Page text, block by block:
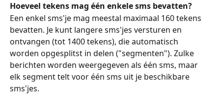
Hoeveel tekens mag één enkele sms bevatten?
Een enkel sms'je mag meestal maximaal 160 tekens
bevatten. Je kunt langere sms'jes versturen en
ontvangen (tot 1400 tekens), die automatisch
worden opgesplitst in delen ("segmenten"). Zulke
berichten worden weergegeven als één sms, maar
elk segment telt voor één sms uit je beschikbare
sms'jes.